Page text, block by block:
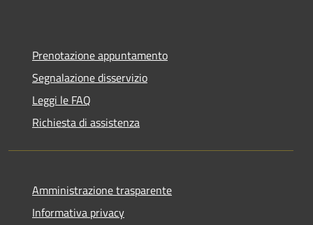
Prenotazione appuntamento
Segnalazione disservizio
Leggi le FAQ
Richiesta di assistenza
Amministrazione trasparente
Informativa privacy